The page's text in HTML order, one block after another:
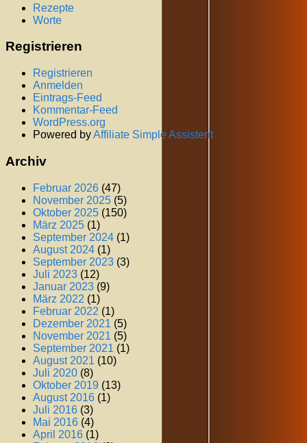
Rezepte
Worte
Registrieren
Registrieren
Anmelden
Eintrags-Feed
Kommentar-Feed
WordPress.org
Powered byAffiliate Simple Assistent
Archiv
Februar 2026 (47)
November 2025 (5)
Oktober 2025 (150)
März 2025 (1)
September 2024 (1)
August 2024 (1)
September 2023 (3)
Juli 2023 (12)
Januar 2023 (9)
März 2022 (1)
Februar 2022 (1)
Dezember 2021 (5)
November 2021 (5)
September 2021 (1)
August 2021 (10)
Juli 2020 (8)
Oktober 2019 (13)
August 2016 (1)
Juli 2016 (3)
Mai 2016 (4)
April 2016 (1)